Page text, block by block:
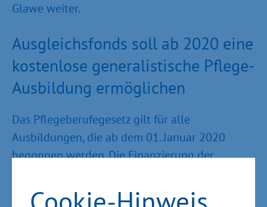
Glawe weiter.
Ausgleichsfonds soll ab 2020 eine
kostenlose generalistische Pflege-
Ausbildung ermöglichen
Das Pflegeberufegesetz gilt für alle
Ausbildungen, die ab dem 01. Januar 2020
begonnen werden. Die Finanzierung der
einen sogenannten Ausgleichsfonds. Dieser wird